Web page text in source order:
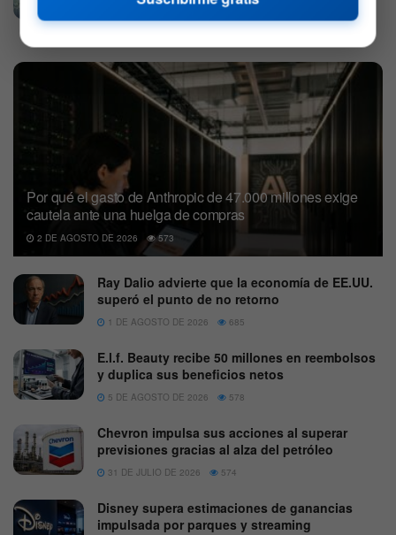
Por qué el gasto de Anthropic de 47.000 millones exige
cautela ante una huelga de compras
2 DE AGOSTO DE 2026 573
Ray Dalio advierte que la economía de EE.UU.
superó el punto de no retorno
1 DE AGOSTO DE 2026 685
E.l.f. Beauty recibe 50 millones en reembolsos
y duplica sus beneficios netos
5 DE AGOSTO DE 2026 578
Chevron impulsa sus acciones al superar
previsiones gracias al alza del petróleo
31 DE JULIO DE 2026 574
Disney supera estimaciones de ganancias
impulsada por parques y streaming